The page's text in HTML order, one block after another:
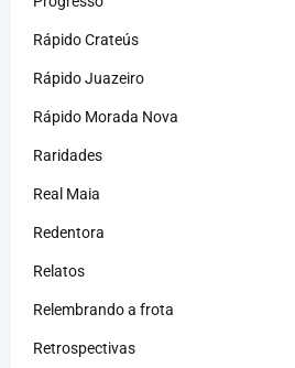
Rápido Crateús
Rápido Juazeiro
Rápido Morada Nova
Raridades
Real Maia
Redentora
Relatos
Relembrando a frota
Retrospectivas